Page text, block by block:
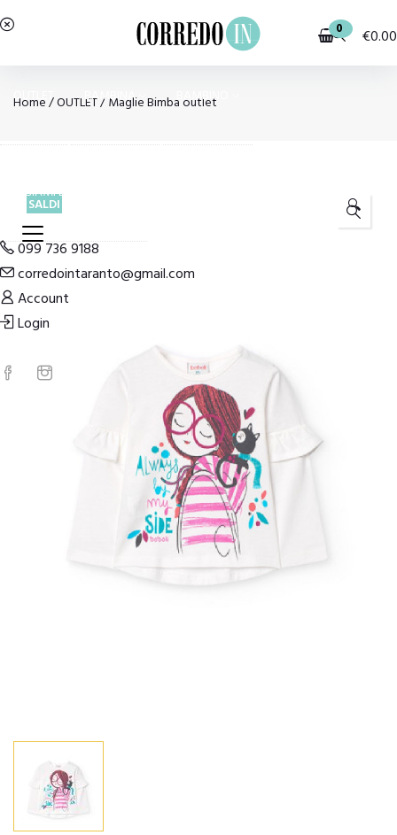
0 €0.00
OUTLET BAMBINA BAMBINO
PIGIAMI E HOMEWEAR
099 736 9188
corredointaranto@gmail.com
Account
Login
Home/OUTLET/Maglie Bimba outlet
SALDI 🔍